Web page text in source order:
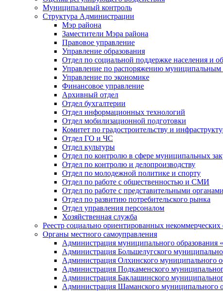
Муниципальный контроль
Структура Администрации
Мэр района
Заместители Мэра района
Правовое управление
Управление образования
Отдел по социальной поддержке населения и
Управление по распоряжению
Управление по экономике
Финансовое управление
Архивный отдел
Отдел бухгалтерии
Отдел информационных технологий
Отдел мобилизационной подготовки
Комитет по градостроительству и
Отдел ГО и ЧС
Отдел культуры
Отдел по контролю в сфере муниципальных
Отдел по контролю и делопроизводству
Отдел по молодежной политике и спорту
Отдел по работе с общественностью и СМИ
Отдел по работе с представительными органами
Отдел по развитию потребительского рынка
Отдел управления персоналом
Хозяйственная служба
Реестр социально ориентированных некоммерческих
Органы местного самоуправления
Администрация муниципального образования
Администрация Большелугского
Администрация Олхинского муниципального
Администрация Подкаменского
Администрация Баклашинского
Администрация Шаманского муниципального